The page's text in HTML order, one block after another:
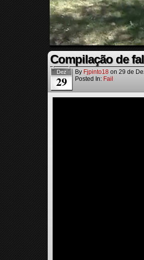
Compilação de
Dez
29
By Fjpinto18 on 29 de
Posted In: Fail